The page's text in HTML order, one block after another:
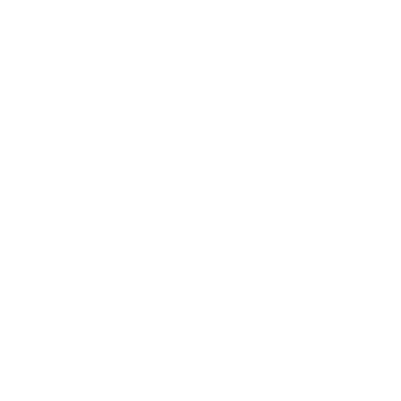
0 \\ a &= 487 c \\ 159 a &= 485 b \\ x^2 &= a
0 \\ a &= 487 c \\ 159 a &= 485 b \\ x^2 &= a
0 \\ a &= 487 c \\ 159 a &= 485 b \\ x^2 &= a